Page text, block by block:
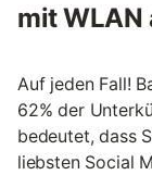
mit WLAN
Auf jeden Fall!
62% der
bedeutet, dass
liebsten Social